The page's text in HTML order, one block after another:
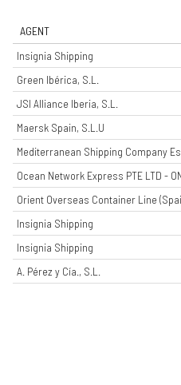
AGENT
Insignia Shipping
Green Ibérica, S.L.
JSI Alliance Iberia, S.L.
Maersk Spain, S.L.U
Mediterranean Shipping Company
Ocean Network Express PTE LTD -
Orient Overseas Container Line
Insignia Shipping
Insignia Shipping
A. Pérez y Cía., S.L.